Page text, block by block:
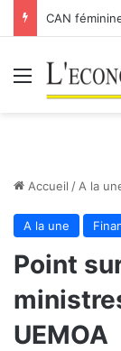
Menu
Accueil / A la
A la une
Point
UEMOA